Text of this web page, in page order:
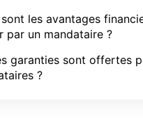
sont les avantages
par un mandataire ?
garanties sont offertes
?